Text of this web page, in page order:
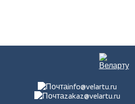
info@velartu.ru
zakaz@velartu.ru